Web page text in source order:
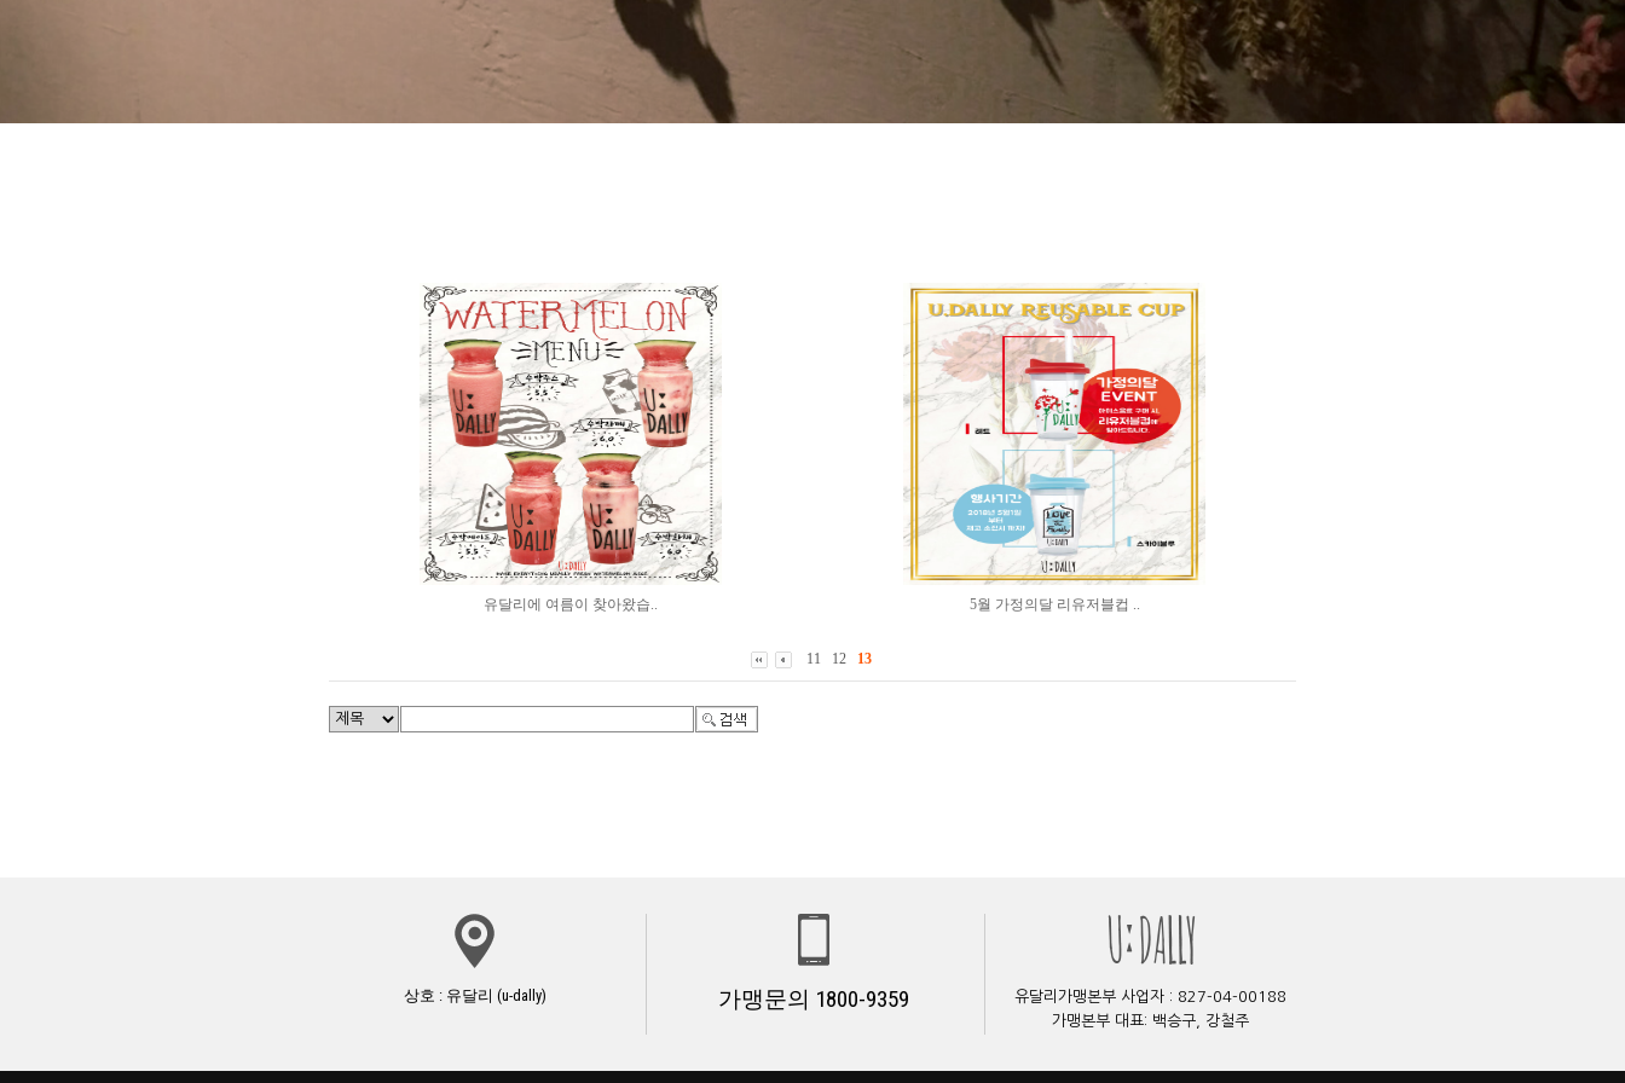
유달리에 여름이 찾아왔습.. 5월 가정의달 리유저블컵 ..
11 12 13
상호 : 유달리 (u-dally) 가맹문의 1800-9359
유달리가맹본부 사업자 : 827-04-00188
가맹본부 대표: 백승구, 강철주